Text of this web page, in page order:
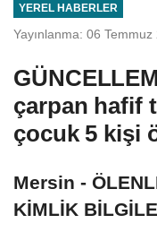
YEREL HABERLER
Yayınlanma: 06
çarpan hafif
çocuk 5 kişi
Mersin -
KİMLİK